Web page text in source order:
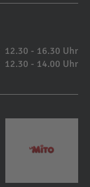
12.30 - 16.30 Uhr
12.30 - 14.00 Uhr